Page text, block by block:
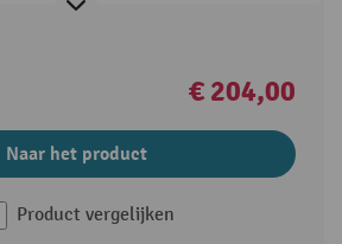
€ 204,00
Naar het product
Product vergelijken